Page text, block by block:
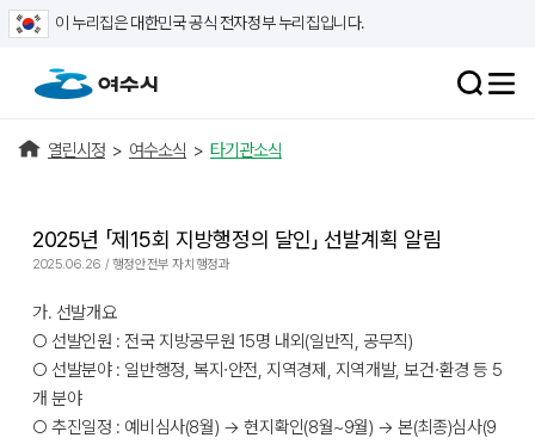
이 누리집은 대한민국 공식 전자정부 누리집입니다.
열린시정 > 여수소식 > 타기관소식
2025년 「제15회 지방행정의 달인」 선발계획 알림
2025.06.26 / 행정안전부 자치행정과
가. 선발개요
○ 선발인원 : 전국 지방공무원 15명 내외(일반직, 공무직)
○ 선발분야 : 일반행정, 복지∙안전, 지역경제, 지역개발, 보건∙환경 등 5
개 분야
○ 추진일정 : 예비심사(8월) → 현지확인(8월~9월) → 본(최종)심사(9